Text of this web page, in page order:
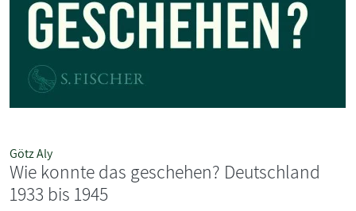
Götz Aly
Wie konnte das geschehen? Deutschland
1933 bis 1945